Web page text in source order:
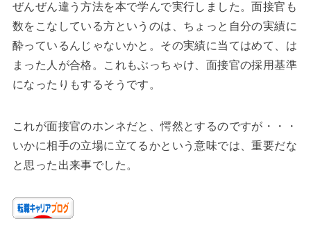
ぜんぜん違う方法を本で学んで実行しました。面接官も
数をこなしている方というのは、ちょっと自分の実績に
酔っているんじゃないかと。その実績に当てはめて、は
まった人が合格。これもぶっちゃけ、面接官の採用基準
になったりもするそうです。
これが面接官のホンネだと、愕然とするのですが・・・
いかに相手の立場に立てるかという意味では、重要だな
と思った出来事でした。